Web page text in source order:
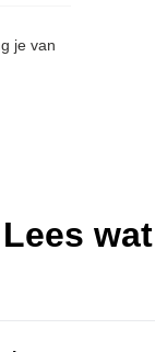
je van